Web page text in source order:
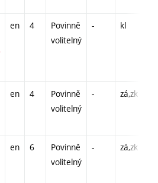
en 4
Povinně
volitelný
- kl
en 4
Povinně
volitelný
- zá,zk
en 6
Povinně
volitelný
- zá,zk